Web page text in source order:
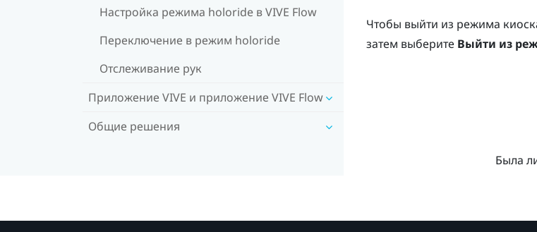
Настройка режима holoride в VIVE Flow
Переключение в режим holoride
Отслеживание рук
Приложение VIVE и приложение VIVE Flow
Общие решения
Чтобы выйти из режима
затем выберите Выйти из
Была